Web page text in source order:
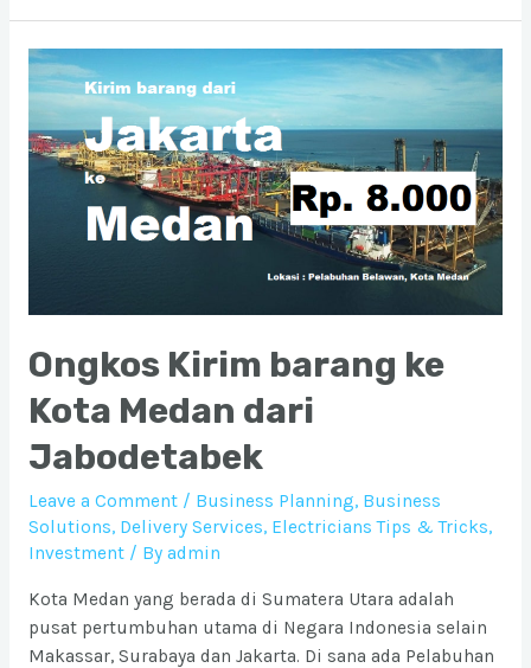
ke
Kota
Binjai
dari
Jabodetabek
Ongkos Kirim barang ke
Kota Medan dari
Jabodetabek
Leave a Comment / Business Planning, Business
Solutions, Delivery Services, Electricians Tips & Tricks,
Investment/ By admin
Kota Medan yang berada di Sumatera Utara adalah
pusat pertumbuhan utama di Negara Indonesia selain
Makassar, Surabaya dan Jakarta. Di sana ada Pelabuhan